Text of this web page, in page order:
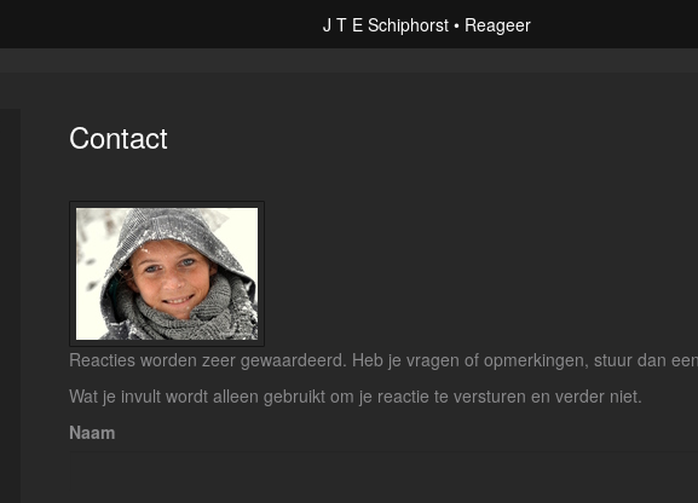
J T E Schiphorst Reageer
Contact
Reacties worden zeer gewaardeerd. Heb je vragen of opmerkingen, stuur dan
Wat je invult wordt alleen gebruikt om je reactie te versturen en verder niet.
Naam